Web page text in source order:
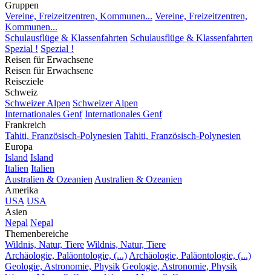
Gruppen
Vereine, Freizeitzentren, Kommunen... Vereine, Freizeitzentren,
Kommunen...
Schulausflüge & Klassenfahrten Schulausflüge & Klassenfahrten
Spezial ! Spezial !
Reisen für Erwachsene
Reisen für Erwachsene
Reiseziele
Schweiz
Schweizer Alpen Schweizer Alpen
Internationales Genf Internationales Genf
Frankreich
Tahiti, Französisch-Polynesien Tahiti, Französisch-Polynesien
Europa
Island Island
Italien Italien
Australien & Ozeanien Australien & Ozeanien
Amerika
USA USA
Asien
Nepal Nepal
Themenbereiche
Wildnis, Natur, Tiere Wildnis, Natur, Tiere
Archäologie, Paläontologie, (...) Archäologie, Paläontologie, (...)
Geologie, Astronomie, Physik Geologie, Astronomie, Physik